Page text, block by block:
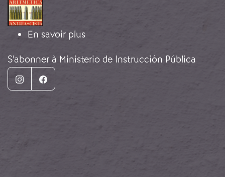
En savoir plussur Abécédaire de l'arithmétique
S'abonner à Ministerio de Instrucción Pública
InstagramFacebook